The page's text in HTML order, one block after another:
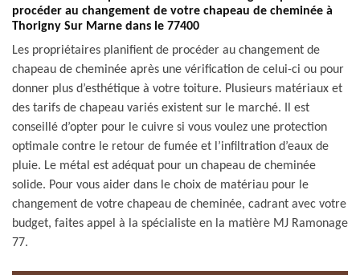
procéder au changement de votre chapeau de cheminée à
Thorigny Sur Marne dans le 77400
Les propriétaires planifient de procéder au changement de
chapeau de cheminée après une vérification de celui-ci ou pour
donner plus d’esthétique à votre toiture. Plusieurs matériaux et
des tarifs de chapeau variés existent sur le marché. Il est
conseillé d’opter pour le cuivre si vous voulez une protection
optimale contre le retour de fumée et l’infiltration d’eaux de
pluie. Le métal est adéquat pour un chapeau de cheminée
solide. Pour vous aider dans le choix de matériau pour le
changement de votre chapeau de cheminée, cadrant avec votre
budget, faites appel à la spécialiste en la matière MJ Ramonage
77.